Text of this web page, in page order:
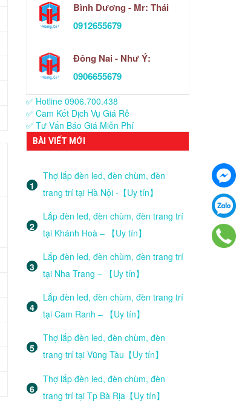
Bình Dương - Mr: Thái
0912655679
Đông Nai - Như Ý:
0906655679
✅ Hotline 0906.700.438
✅ Cam Kết Dịch Vụ Giá Rẻ
✅ Tư Vấn Báo Giá Miễn Phí
BÀI VIẾT MỚI
Thợ lắp đèn led, đèn chùm, đèn
trang trí tại Hà Nội -【Uy tín】
Lắp đèn led, đèn chùm, đèn trang trí
tại Khánh Hoà – 【Uy tín】
Lắp đèn led, đèn chùm, đèn trang trí
tại Nha Trang – 【Uy tín】
Lắp đèn led, đèn chùm, đèn trang trí
tại Cam Ranh – 【Uy tín】
Thợ lắp đèn led, đèn chùm, đèn
trang trí tại Vũng Tàu【Uy tín】
Thợ lắp đèn led, đèn chùm, đèn
trang trí tại Tp Bà Rịa【Uy tín】